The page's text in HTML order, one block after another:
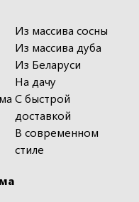
Из массива сосны
Из массива дуба
Из Беларуси
На дачу
С быстрой
доставкой
В современном
стиле